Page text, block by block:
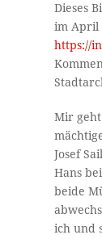
Dieses
im April
https://
Mir
Josef
Hans
beide
ich und